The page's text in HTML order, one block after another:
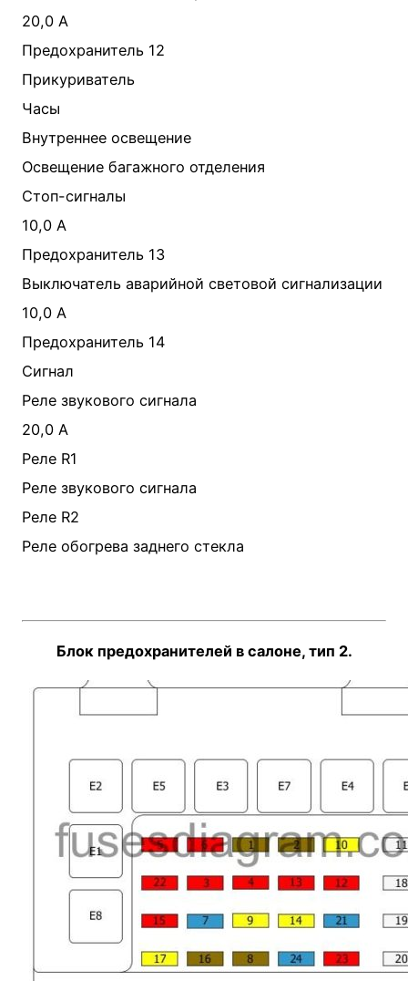
20,0 А
Предохранитель 12
Прикуриватель
Часы
Внутреннее освещение
Освещение багажного отделения
Стоп-сигналы
10,0 А
Предохранитель 13
Выключатель аварийной световой сигнализации
10,0 А
Предохранитель 14
Сигнал
Реле звукового сигнала
20,0 А
Реле R1
Реле звукового сигнала
Реле R2
Реле обогрева заднего стекла
Блок предохранителей в салоне, тип 2.